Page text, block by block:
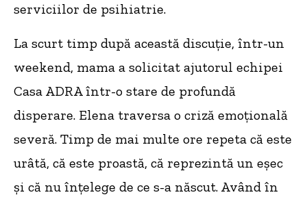
serviciilor de psihiatrie.
La scurt timp după această discuție, într-un
weekend, mama a solicitat ajutorul echipei
Casa ADRA într-o stare de profundă
disperare. Elena traversa o criză emoțională
severă. Timp de mai multe ore repeta că este
urâtă, că este proastă, că reprezintă un eșec
și că nu înțelege de ce s-a născut. Având în